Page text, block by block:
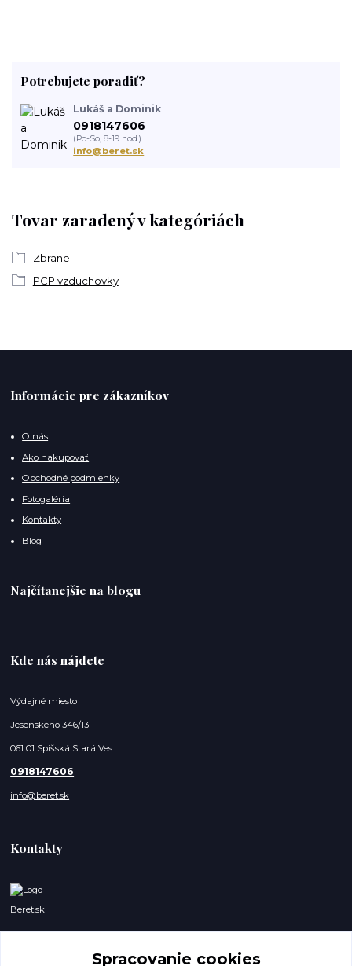
Tovar zaradený v kategóriách
Zbrane
PCP vzduchovky
Potrebujete poradiť?
Lukáš a Dominik
0918147606
(Po-So, 8-19 hod.)
info@beret.sk
Informácie pre zákazníkov
O nás
Ako nakupovať
Obchodné podmienky
Fotogaléria
Kontakty
Blog
Najčítanejšie na blogu
Kde nás nájdete
Výdajné miesto
Jesenského 346/13
061 01 Spišská Stará Ves
0918147606
info@beret.sk
Kontakty
Beret.sk
0918147606
Spracovanie cookies